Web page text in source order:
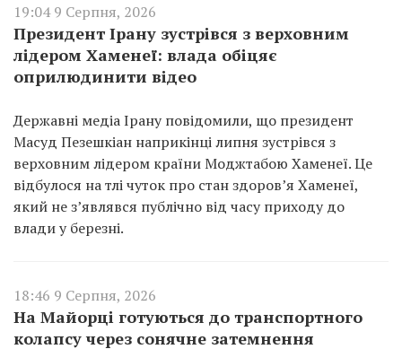
19:04 9 Серпня, 2026
Президент Ірану зустрівся з верховним
лідером Хаменеї: влада обіцяє
оприлюдинити відео
Державні медіа Ірану повідомили, що президент
Масуд Пезешкіан наприкінці липня зустрівся з
верховним лідером країни Моджтабою Хаменеї. Це
відбулося на тлі чуток про стан здоров’я Хаменеї,
який не з’являвся публічно від часу приходу до
влади у березні.
18:46 9 Серпня, 2026
На Майорці готуються до транспортного
колапсу через сонячне затемнення